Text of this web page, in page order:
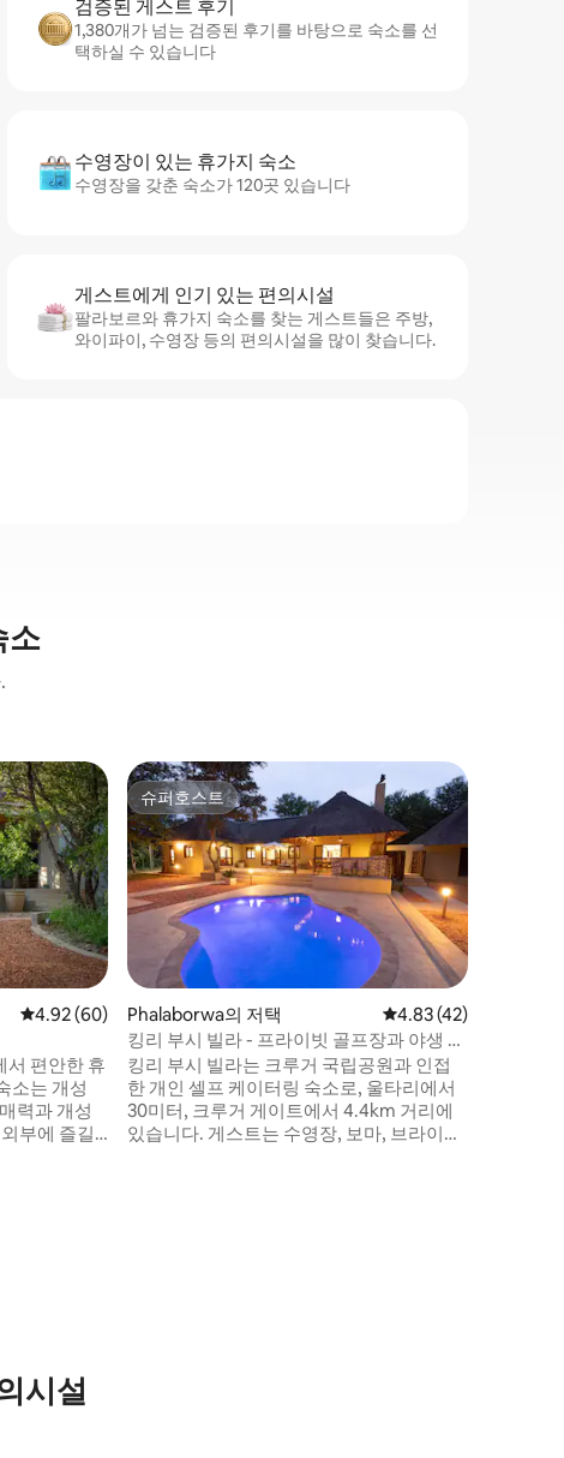
검증된 게스트 후기
1,380개가 넘는 검증된 후기를 바탕으로 숙소를 선
택하실 수 있습니다
수영장이 있는 휴가지 숙소
수영장을 갖춘 숙소가 120곳 있습니다
게스트에게 인기 있는 편의시설
팔라보르와 휴가지 숙소를 찾는 게스트들은 주방,
와이파이, 수영장 등의 편의시설을 많이 찾습니다.
소
평점 4.92점(5점 만점), 후기 60개
4.92 (60)
서 편안한 휴
소는 개성
력과 개성
슈퍼호스트
슈퍼호스트
Phalaborwa의 저택 평점 4.83점(5점 만점
4.83 (42)
킹리 부시 빌라 - 프라이빗 골프장과 야생 풍
경을 즐길 수 있는 빌라
킹리 부시 빌라는 크루거 국립공원과 인접
한 개인 셀프 케이터링 숙소로, 울타리에서
30미터, 크루거 게이트에서 4.4km 거리에
있습니다. 게스트는 수영장, 보마, 브라이가
시설